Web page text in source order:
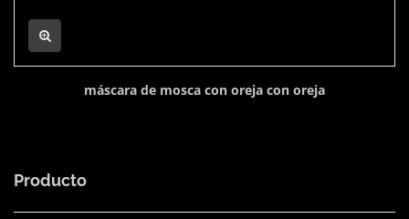
máscara de mosca con oreja con oreja
Producto